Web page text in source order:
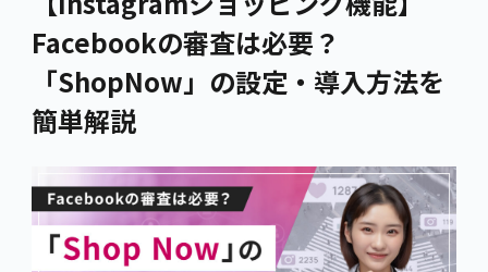
Facebookの審査は必要？
「ShopNow」の設定・導入方法を
簡単解説